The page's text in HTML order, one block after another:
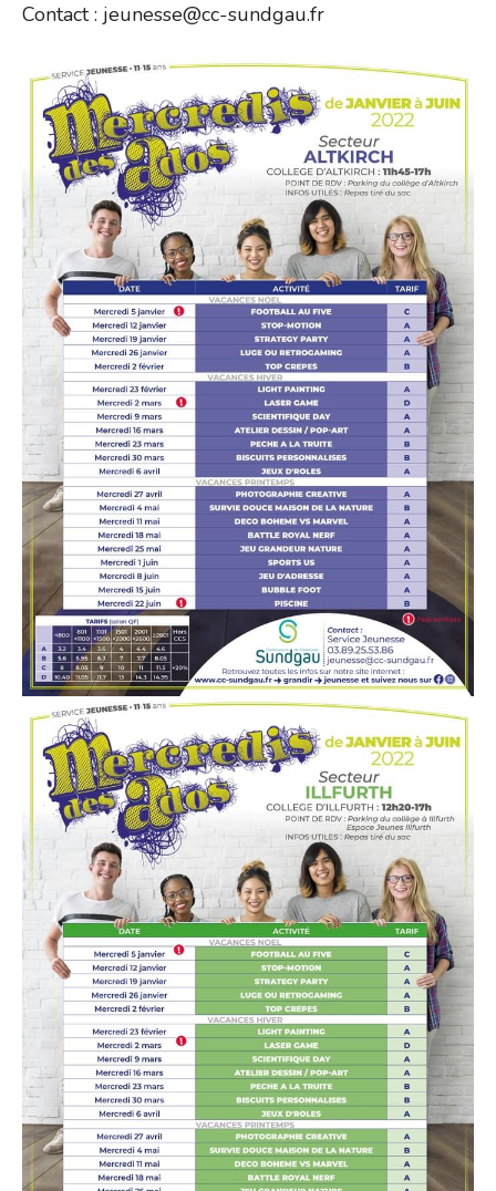
Contact : jeunesse@cc-sundgau.fr